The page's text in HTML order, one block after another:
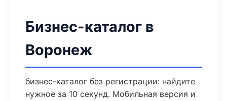
Бизнес-каталог в
Воронеж
бизнес-каталог без регистрации: найдите
нужное за 10 секунд. Мобильная версия и